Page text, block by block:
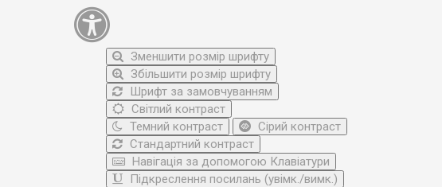
Зменшити розмір шрифту
Збільшити розмір шрифту
Шрифт за замовчуванням
Світлий контраст
Темний контраст
Сірий контраст
Стандартний контраст
Навігація за допомогою Клавіатури
Підкреслення посилань (увімк./вимк.)